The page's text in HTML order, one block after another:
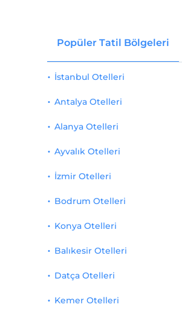
Popüler Tatil Bölgeleri
İstanbul Otelleri
Antalya Otelleri
Alanya Otelleri
Ayvalık Otelleri
İzmir Otelleri
Bodrum Otelleri
Konya Otelleri
Balıkesir Otelleri
Datça Otelleri
Kemer Otelleri